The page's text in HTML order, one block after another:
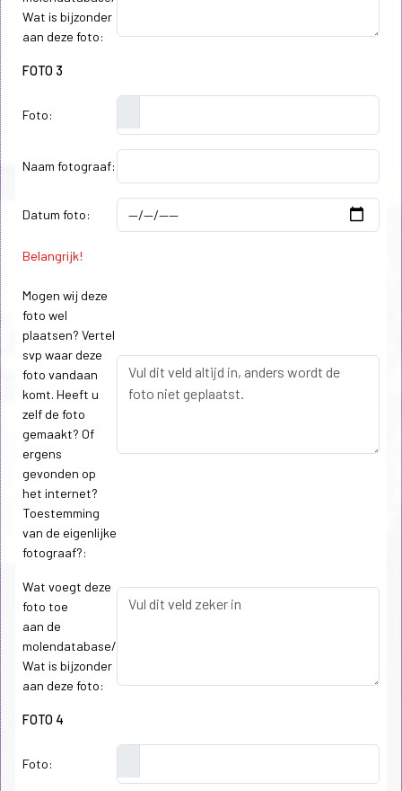
Wat is bijzonder
aan deze foto:
FOTO 3
Foto:
Naam fotograaf:
Datum foto:
Belangrijk!
Mogen wij deze
foto wel
plaatsen? Vertel
svp waar deze
foto vandaan
komt. Heeft u
zelf de foto
gemaakt? Of
ergens
gevonden op
het internet?
Toestemming
van de eigenlijke
fotograaf?:
Wat voegt deze
foto toe
aan de
molendatabase/
Wat is bijzonder
aan deze foto:
FOTO 4
Foto: